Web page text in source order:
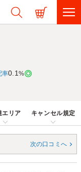
率0.1 %
エリア キャンセル規定
次の口コミへ